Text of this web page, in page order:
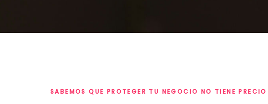
SABEMOS QUE PROTEGER TU NEGOCIO NO TIENE PRECIO